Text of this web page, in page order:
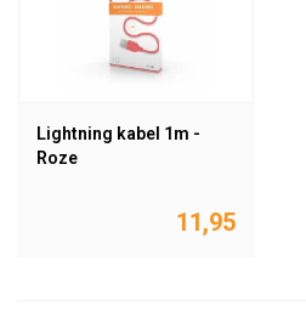
Lightning kabel 1m -
Roze
11,95